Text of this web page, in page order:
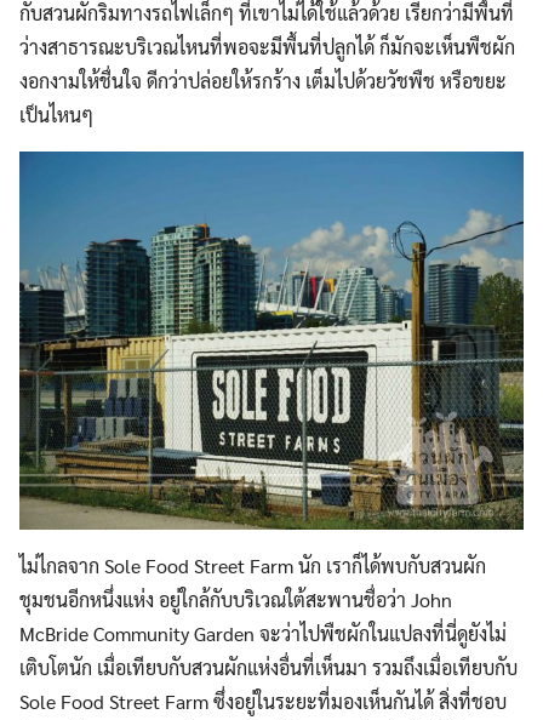
กับสวนผักริมทางรถไฟเล็กๆ ที่เขาไม่ได้ใช้แล้วด้วย เรียกว่ามีพื้นที่
ว่างสาธารณะบริเวณไหนที่พอจะมีพื้นที่ปลูกได้ ก็มักจะเห็นพืชผัก
งอกงามให้ชื่นใจ ดีกว่าปล่อยให้รกร้าง เต็มไปด้วยวัชพืช หรือขยะ
เป็นไหนๆ
ไม่ไกลจาก Sole Food Street Farm นัก เราก็ได้พบกับสวนผัก
ชุมชนอีกหนึ่งแห่ง อยู่ใกล้กับบริเวณใต้สะพานชื่อว่า John
McBride Community Garden จะว่าไปพืชผักในแปลงที่นี่ดูยังไม่
เติบโตนัก เมื่อเทียบกับสวนผักแห่งอื่นที่เห็นมา รวมถึงเมื่อเทียบกับ
Sole Food Street Farm ซึ่งอยู่ในระยะที่มองเห็นกันได้ สิ่งที่ชอบ